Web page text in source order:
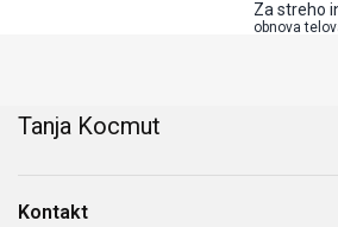
Za streho
obnova
Tanja Kocmut
Kontakt